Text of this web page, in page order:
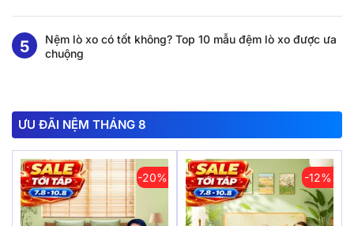
Nệm lò xo có tốt không? Top 10 mẫu đệm lò xo được ưa
chuộng
ƯU ĐÃI NỆM THÁNG 8
-20% -12%